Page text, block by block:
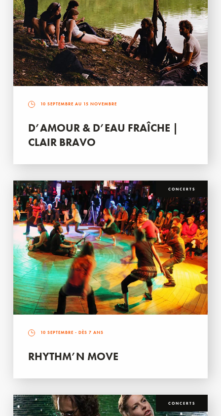
10 SEPTEMBRE AU 15 NOVEMBRE
D’AMOUR & D’EAU FRAÎCHE |
CLAIR BRAVO
CONCERTS
10 SEPTEMBRE - DÈS 7 ANS
RHYTHM’N MOVE
CONCERTS